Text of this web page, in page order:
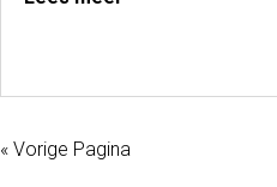
« Vorige Pagina